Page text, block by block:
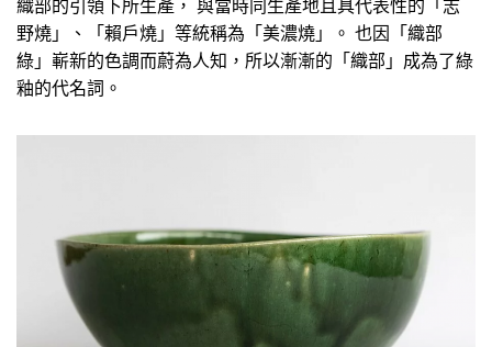
織部的引領下所生產， 與當時同生產地且具代表性的「志
野燒」、「賴戶燒」等統稱為「美濃燒」。 也因「織部
綠」嶄新的色調而蔚為人知，所以漸漸的「織部」成為了綠
釉的代名詞。